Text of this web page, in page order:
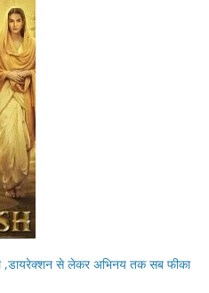
,डायरेक्शन से लेकर अभिनय तक सब फीका